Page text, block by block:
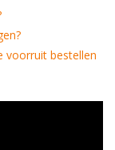
voorruit bestellen